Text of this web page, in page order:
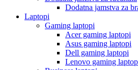
Dodatna jamstva za
Laptopi
Gaming laptopi
Acer gaming laptopi
Asus gaming laptopi
Dell gaming laptopi
Lenovo gaming